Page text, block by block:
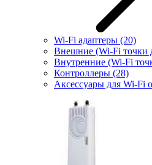
Wi-Fi адаптеры (20)
Внешние (Wi-Fi точки
Внутренние (Wi-Fi
Контроллеры (28)
Аксессуары для Wi-Fi